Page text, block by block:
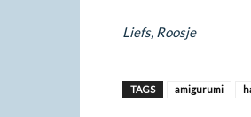
Liefs, Roosje
TAGS amigurumi